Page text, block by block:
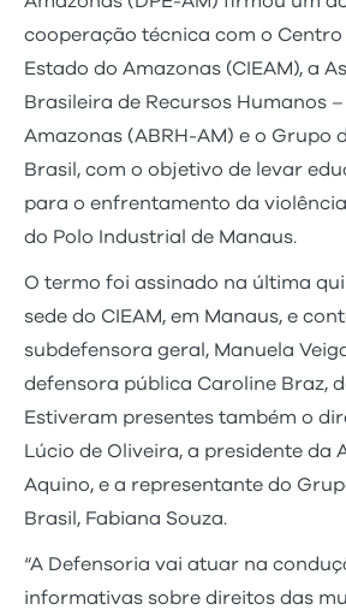
cooperação técnica com o
Estado do Amazonas (CIEAM), a
Brasileira de Recursos Humanos –
Amazonas (ABRH-AM) e o Grupo
Brasil, com o objetivo de levar
para o enfrentamento da
do Polo Industrial de Manaus.
O termo foi assinado na última
sede do CIEAM, em Manaus, e
subdefensora geral, Manuela
defensora pública Caroline Braz,
Estiveram presentes também o
Lúcio de Oliveira, a presidente da
Aquino, e a representante do
Brasil, Fabiana Souza.
“A Defensoria vai atuar na
informativas sobre direitos das